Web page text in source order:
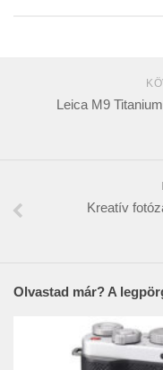
Leica M9
Kreatív
Olvastad már? A